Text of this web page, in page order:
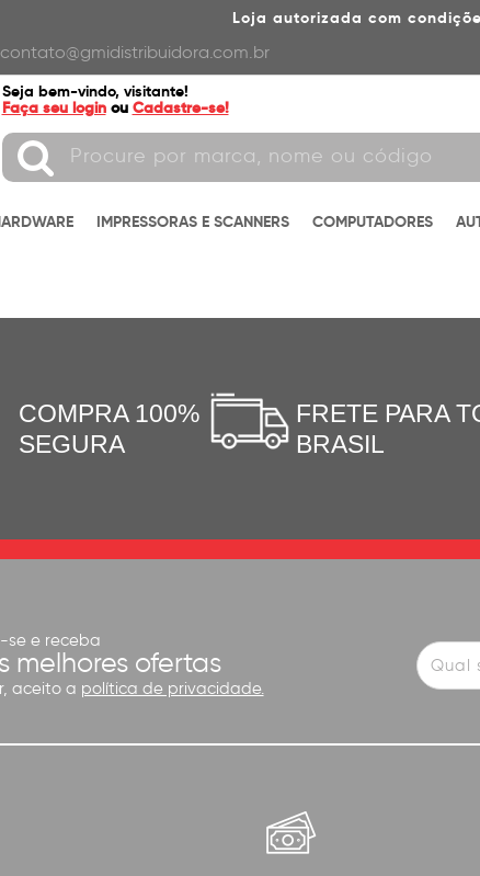
Loja autorizada com
contato@gmidistribuidora.com.br
Seja bem-vindo, visitante!
Faça seu login ou Cadastre-se!
IMPRESSORAS E SCANNERS COMPUTADORES
COMPRA 100%
SEGURA
FRETE PARA
BRASIL
se e receba
melhores ofertas
aceito a política de privacidade.